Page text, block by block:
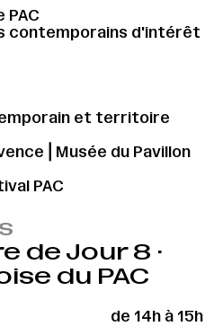
PAC
contemporains d'intérêt
et territoire
du Pavillon
PAC
de Jour 8 ·
du PAC
de 14h à 15h